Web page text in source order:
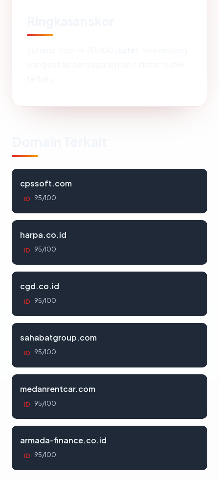
cpssoft.com
ID 95/100
harpa.co.id
ID 95/100
cgd.co.id
ID 95/100
sahabatgroup.com
ID 95/100
medanrentcar.com
ID 95/100
armada-finance.co.id
ID 95/100